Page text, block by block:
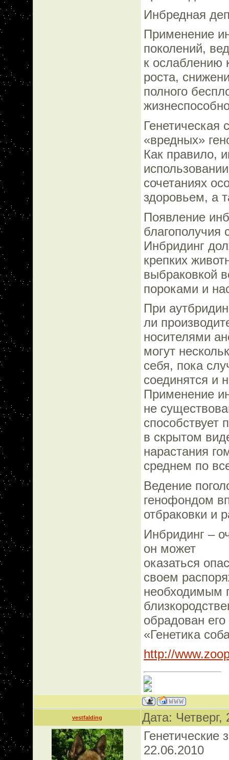
Инбредная
Применение
поколений,
к ослаблению
роста,
полного
Генетическая
«вредных»
Как правило,
сочетаниях
здоровьем, а
Появление
благополучия
Инбридинг
крепких
выбраковкой
пороками и
При
ли
носителями
могут
себя, пока
соединятся и
Применение
не
в скрытом
нарастания
среднем по
Ведение
генофондом
отбраковки и
Инбридинг –
он может
оказаться
своем
необходимым
обрадован
«Генетика
http://
vestfalding Дата:
22.06.2010